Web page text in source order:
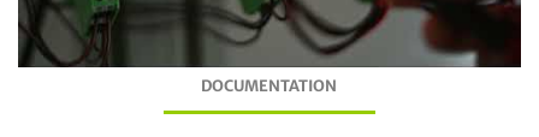
DOCUMENTATION